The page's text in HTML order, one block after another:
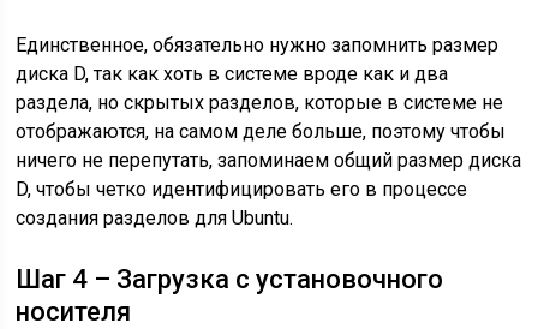
Единственное, обязательно нужно запомнить размер
диска D, так как хоть в системе вроде как и два
раздела, но скрытых разделов, которые в системе не
отображаются, на самом деле больше, поэтому чтобы
ничего не перепутать, запоминаем общий размер диска
D, чтобы четко идентифицировать его в процессе
создания разделов для Ubuntu.
Шаг 4 – Загрузка с установочного
носителя